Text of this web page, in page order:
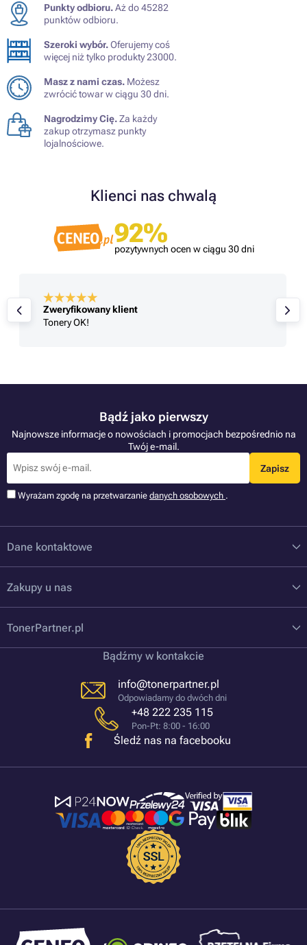
Punkty odbioru.Aż do 45282
punktów odbioru.
Szeroki wybór.Oferujemy coś
więcej niż tylko produkty 23000.
Masz z nami czas. Możesz
zwrócić towar w ciągu 30 dni.
Nagrodzimy Cię.Za każdy
zakup otrzymasz punkty
lojalnościowe.
Klienci nas chwalą
92%
pozytywnych ocen w ciągu 30 dni
Zweryfikowany klient
Tonery OK!
Bądź jako pierwszy
Najnowsze informacje o nowościach i promocjach bezpośrednio na
Twój e-mail.
Zapisz
Wyrażam zgodę na przetwarzanie danych osobowych .
Dane kontaktowe
Zakupy u nas
TonerPartner.pl
Bądźmy w kontakcie
info@tonerpartner.pl
Odpowiadamy do dwóch dni
+48 222 235 115
Pon-Pt: 8:00 - 16:00
Śledź nas na facebooku